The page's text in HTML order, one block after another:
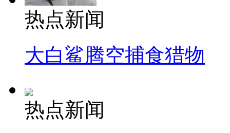
热点新闻
大白鲨腾空捕食猎物
热点新闻